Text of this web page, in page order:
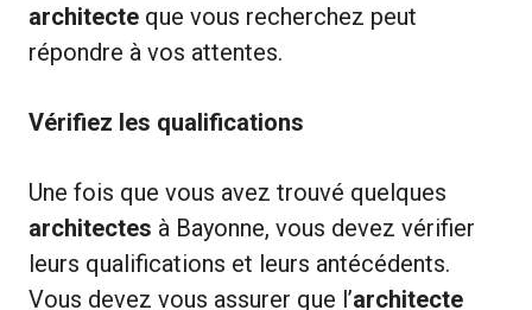
architecte que vous recherchez peut
répondre à vos attentes.
Vérifiez les qualifications
Une fois que vous avez trouvé quelques
architectes à Bayonne, vous devez vérifier
leurs qualifications et leurs antécédents.
Vous devez vous assurer que l’architecte